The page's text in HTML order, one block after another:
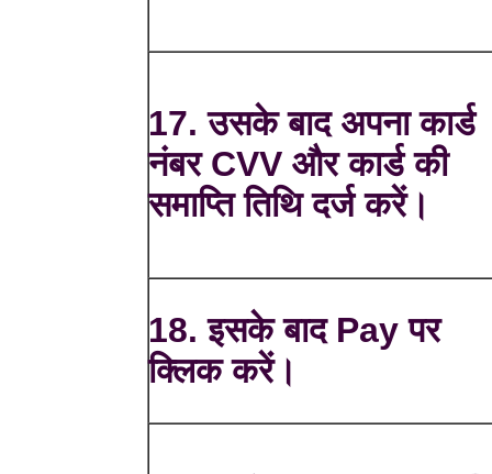
17. उसके बाद अपना कार्ड
नंबर CVV और कार्ड की
समाप्ति तिथि दर्ज करें।
18. इसके बाद Pay पर
क्लिक करें।